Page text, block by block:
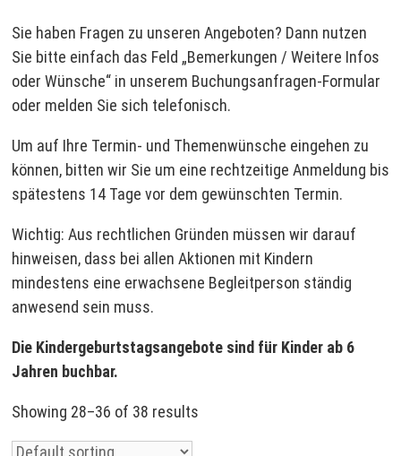
Sie haben Fragen zu unseren Angeboten? Dann nutzen
Sie bitte einfach das Feld „Bemerkungen / Weitere Infos
oder Wünsche“ in unserem Buchungsanfragen-Formular
oder melden Sie sich telefonisch.
Um auf Ihre Termin- und Themenwünsche eingehen zu
können, bitten wir Sie um eine rechtzeitige Anmeldung bis
spätestens 14 Tage vor dem gewünschten Termin.
Wichtig: Aus rechtlichen Gründen müssen wir darauf
hinweisen, dass bei allen Aktionen mit Kindern
mindestens eine erwachsene Begleitperson ständig
anwesend sein muss.
Die Kindergeburtstagsangebote sind für Kinder ab 6
Jahren buchbar.
Showing 28–36 of 38 results